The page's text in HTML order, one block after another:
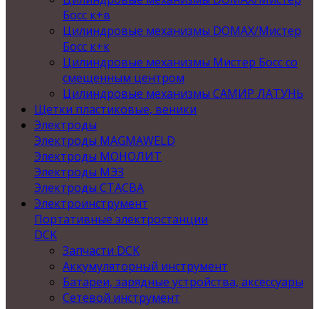
Босс к+в
Цилиндровые механизмы DOMAX/Мистер
Босс к+к
Цилиндровые механизмы Мистер Босс со
смещенным центром
Цилиндровые механизмы САМИР ЛАТУНЬ
Щетки пластиковые, веники
Электроды
Электроды MAGMAWELD
Электроды МОНОЛИТ
Электроды МЭЗ
Электроды СТАСВА
Электроинструмент
Портативные электростанции
DCK
Запчасти DCK
Аккумуляторный инструмент
Батареи, зарядные устройства, аксессуары
Сетевой инструмент